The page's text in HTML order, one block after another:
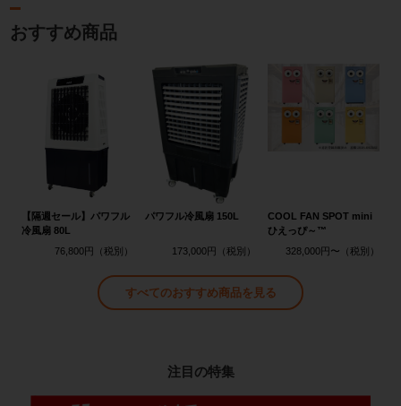
おすすめ商品
【隔週セール】パワフル
冷風扇 80L
76,800円
パワフル冷風扇 150L
173,000円
COOL FAN SPOT mini
ひえっぴ～™
328,000円〜
すべてのおすすめ商品を見る
注目の特集